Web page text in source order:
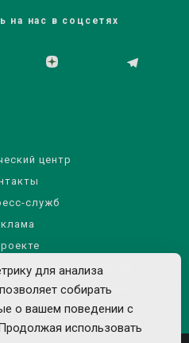
на нас в соцсетях
центр
служб
материалов сайта
персональных данных
для анализа
собирать
о вашем поведении с
использовать